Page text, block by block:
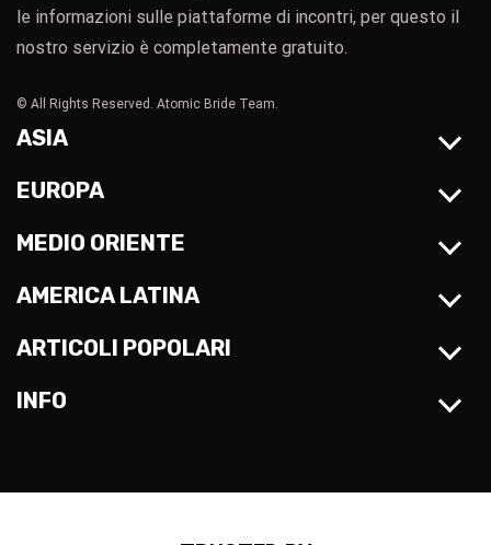
le informazioni sulle piattaforme di incontri, per questo il
nostro servizio è completamente gratuito.
© All Rights Reserved. Atomic Bride Team.
ASIA
EUROPA
MEDIO ORIENTE
AMERICA LATINA
ARTICOLI POPOLARI
INFO